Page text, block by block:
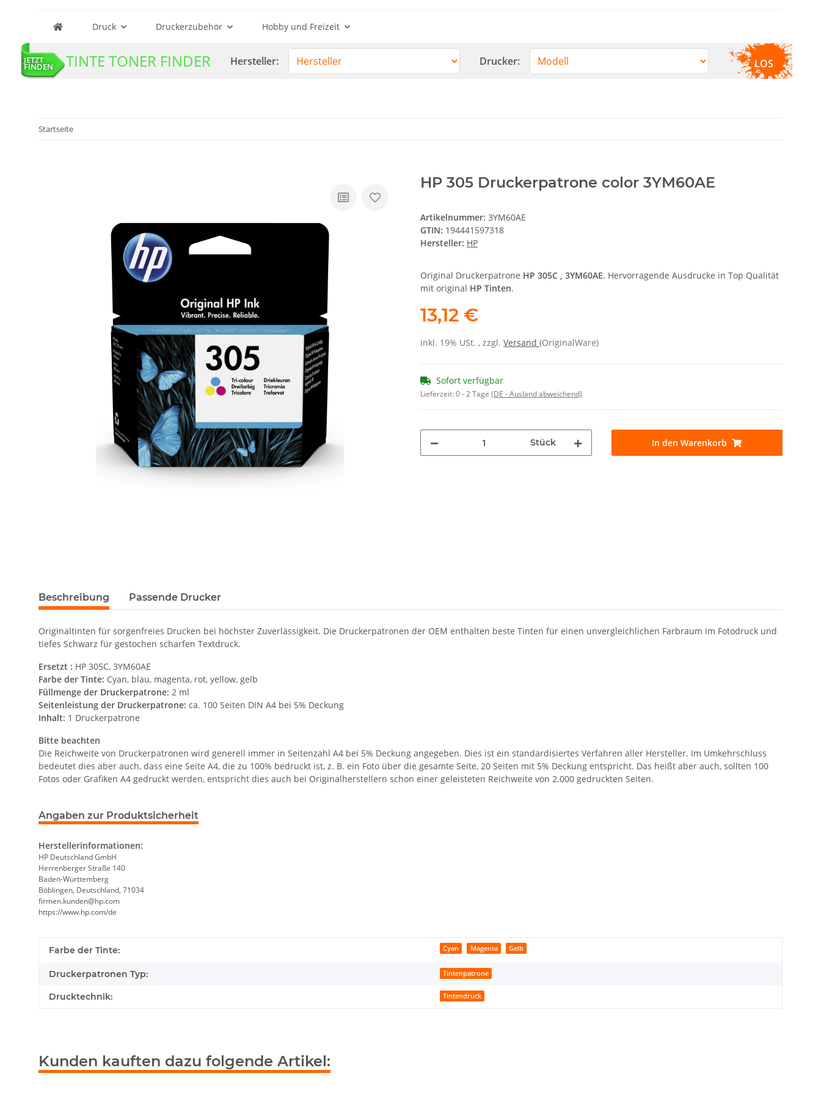
Druck Druckerzubehör Hobby und Freizeit
JETZT
FINDEN TINTE TONER FINDER Hersteller: Drucker: LOS
Startseite
HP 305 Druckerpatrone color 3YM60AE
Artikelnummer: 3YM60AE
GTIN: 194441597318
Hersteller: HP
Original Druckerpatrone HP 305C , 3YM60AE. Hervorragende Ausdrucke in Top Qualität
mit original HP Tinten.
13,12 €
inkl. 19% USt. , zzgl. Versand (OriginalWare)
Sofort verfügbar
Lieferzeit:0 - 2 Tage (DE - Ausland abweichend)
Stück In den Warenkorb
Beschreibung Passende Drucker
Originaltinten für sorgenfreies Drucken bei höchster Zuverlässigkeit. Die Druckerpatronen der OEM enthalten beste Tinten für einen unvergleichlichen Farbraum im Fotodruck und
tiefes Schwarz für gestochen scharfen Textdruck.
Ersetzt : HP 305C, 3YM60AE
Farbe der Tinte: Cyan, blau, magenta, rot, yellow, gelb
Füllmenge der Druckerpatrone: 2 ml
Seitenleistung der Druckerpatrone: ca. 100 Seiten DIN A4 bei 5% Deckung
Inhalt: 1 Druckerpatrone
Bitte beachten
Die Reichweite von Druckerpatronen wird generell immer in Seitenzahl A4 bei 5% Deckung angegeben. Dies ist ein standardisiertes Verfahren aller Hersteller. Im Umkehrschluss
bedeutet dies aber auch, dass eine Seite A4, die zu 100% bedruckt ist, z. B. ein Foto über die gesamte Seite, 20 Seiten mit 5% Deckung entspricht. Das heißt aber auch, sollten 100
Fotos oder Grafiken A4 gedruckt werden, entspricht dies auch bei Originalherstellern schon einer geleisteten Reichweite von 2.000 gedruckten Seiten.
Angaben zur Produktsicherheit
Herstellerinformationen:
HP Deutschland GmbH
Herrenberger Straße 140
Baden-Württemberg
Böblingen, Deutschland, 71034
firmen.kunden@hp.com
https://www.hp.com/de
Farbe der Tinte: Cyan Magenta Gelb
Druckerpatronen Typ: Tintenpatrone
Drucktechnik: Tintendruck
Kunden kauften dazu folgende Artikel: